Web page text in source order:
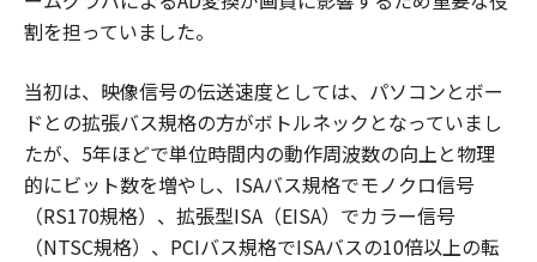
割を担っていました。
当初は、映像信号の伝送速度としては、パソコンとボー
ドとの拡張バス規格の方がボトルネックとなっていまし
たが、5年ほどで単位時間内の動作周波数の向上と物理
的にビット数を増やし、ISAバス規格でモノクロ信号
（RS170規格）、拡張型ISA（EISA）でカラー信号
（NTSC規格）、PCIバス規格でISAバスの10倍以上の転